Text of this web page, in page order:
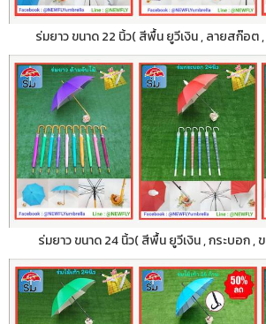
ร่มยาว ขนาด 22 นิ้ว( สีพื้น ยูวีเงิน , ลายสก๊อต
ร่มยาว ขนาด 24 นิ้ว( สีพื้น ยูวีเงิน , กระบอก ,